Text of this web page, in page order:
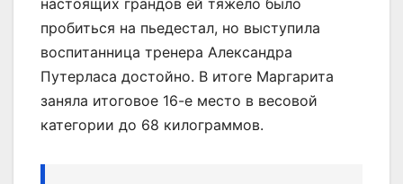
настоящих грандов ей тяжело было
пробиться на пьедестал, но выступила
воспитанница тренера Александра
Путерласа достойно. В итоге Маргарита
заняла итоговое 16-е место в весовой
категории до 68 килограммов.